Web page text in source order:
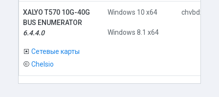
XALYO T570 10G-40G
BUS ENUMERATOR
6.4.4.0
Сетевые карты
Chelsio
Windows 10 x64
Windows 8.1 x64